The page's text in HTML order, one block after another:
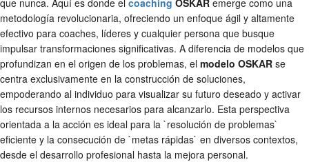
metodología revolucionaria, ofreciendo un enfoque ágil y altamente
efectivo para coaches, líderes y cualquier persona que busque
impulsar transformaciones significativas. A diferencia de modelos que
profundizan en el origen de los problemas, el modelo OSKAR se
centra exclusivamente en la construcción de soluciones,
empoderando al individuo para visualizar su futuro deseado y activar
los recursos internos necesarios para alcanzarlo. Esta perspectiva
orientada a la acción es ideal para la `resolución de problemas`
eficiente y la consecución de `metas rápidas` en diversos contextos,
desde el desarrollo profesional hasta la mejora personal.